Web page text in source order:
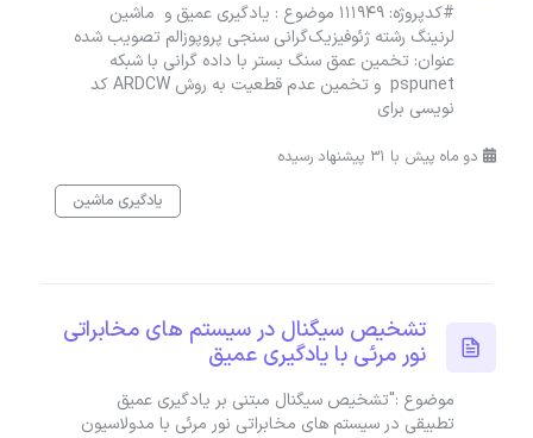
#کدپروژه: 111949 موضوع : یادگیری عمیق و ماشین
لرنینگ رشته ژئوفیزیک‌گرانی سنجی پروپوزالم تصویب شده
عنوان: تخمین عمق سنگ بستر با داده گرانی با شبکه
pspunet و تخمین عدم قطعیت به روش ARDCW کد
نویسی برای
دو ماه پیش با 31 پیشنهاد رسیده
یادگیری ماشین
تشخیص سیگنال در سیستم های مخابراتی
نور مرئی با یادگیری عمیق
موضوع :"تشخیص سیگنال مبتنی بر یادگیری عمیق
تطبیقی در سیستم های مخابراتی نور مرئی با مدولاسیون